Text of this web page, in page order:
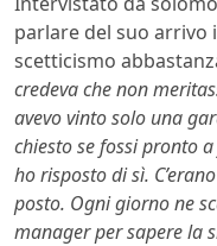
parlare del suo arrivo
scetticismo
credeva che non
avevo vinto solo una
chiesto se fossi pronto
ho risposto di sì.
posto. Ogni giorno ne
manager per sapere la